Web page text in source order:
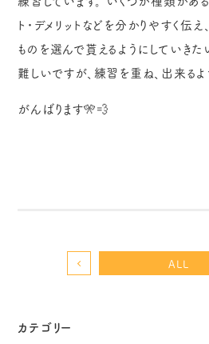
カテゴリー
ト・デメリットなどを分かりやすく伝
ものを選んで貰えるようにしていきた
難しいですが、練習を重ね、出来るよ
がんばります🎌💨
ALL